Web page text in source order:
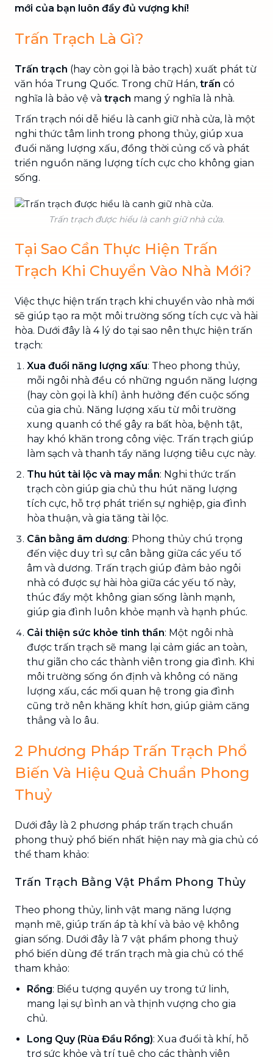
mới của bạn luôn đầy đủ vượng khí!
Trấn Trạch Là Gì?
Trấn trạch (hay còn gọi là bảo trạch) xuất phát từ
văn hóa Trung Quốc. Trong chữ Hán, trấn có
nghĩa là bảo vệ và trạch mang ý nghĩa là nhà.
Trấn trạch nói dễ hiểu là canh giữ nhà cửa, là một
nghi thức tâm linh trong phong thủy, giúp xua
đuổi năng lượng xấu, đồng thời củng cố và phát
triển nguồn năng lượng tích cực cho không gian
sống.
Trấn trạch được hiểu là canh giữ nhà cửa.
Tại Sao Cần Thực Hiện Trấn
Trạch Khi Chuyển Vào Nhà Mới?
Việc thực hiện trấn trạch khi chuyển vào nhà mới
sẽ giúp tạo ra một môi trường sống tích cực và hài
hòa. Dưới đây là 4 lý do tại sao nên thực hiện trấn
trạch:
Xua đuổi năng lượng xấu: Theo phong thủy,
mỗi ngôi nhà đều có những nguồn năng lượng
(hay còn gọi là khí) ảnh hưởng đến cuộc sống
của gia chủ. Năng lượng xấu từ môi trường
xung quanh có thể gây ra bất hòa, bệnh tật,
hay khó khăn trong công việc. Trấn trạch giúp
làm sạch và thanh tẩy năng lượng tiêu cực này.
Thu hút tài lộc và may mắn: Nghi thức trấn
trạch còn giúp gia chủ thu hút năng lượng
tích cực, hỗ trợ phát triển sự nghiệp, gia đình
hòa thuận, và gia tăng tài lộc.
Cân bằng âm dương: Phong thủy chú trọng
đến việc duy trì sự cân bằng giữa các yếu tố
âm và dương. Trấn trạch giúp đảm bảo ngôi
nhà có được sự hài hòa giữa các yếu tố này,
thúc đẩy một không gian sống lành mạnh,
giúp gia đình luôn khỏe mạnh và hạnh phúc.
Cải thiện sức khỏe tinh thần: Một ngôi nhà
được trấn trạch sẽ mang lại cảm giác an toàn,
thư giãn cho các thành viên trong gia đình. Khi
môi trường sống ổn định và không có năng
lượng xấu, các mối quan hệ trong gia đình
cũng trở nên khăng khít hơn, giúp giảm căng
thẳng và lo âu.
2 Phương Pháp Trấn Trạch Phổ
Biến Và Hiệu Quả Chuẩn Phong
Thuỷ
Dưới đây là 2 phương pháp trấn trạch chuẩn
phong thuỷ phổ biến nhất hiện nay mà gia chủ có
thể tham khảo:
Trấn Trạch Bằng Vật Phẩm Phong Thủy
Theo phong thủy, linh vật mang năng lượng
mạnh mẽ, giúp trấn áp tà khí và bảo vệ không
gian sống. Dưới đây là 7 vật phẩm phong thuỷ
phổ biến dùng để trấn trạch mà gia chủ có thể
tham khảo:
Rồng: Biểu tượng quyền uy trong tứ linh,
mang lại sự bình an và thịnh vượng cho gia
chủ.
Long Quy (Rùa Đầu Rồng): Xua đuổi tà khí, hỗ
trợ sức khỏe và trí tuệ cho các thành viên